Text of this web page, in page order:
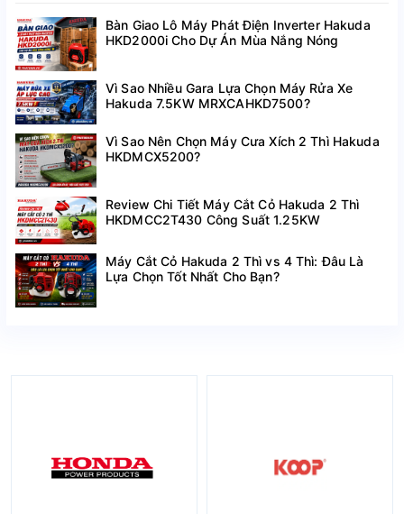
Bàn Giao Lô Máy Phát Điện Inverter Hakuda
HKD2000i Cho Dự Án Mùa Nắng Nóng
Vì Sao Nhiều Gara Lựa Chọn Máy Rửa Xe
Hakuda 7.5KW MRXCAHKD7500?
Vì Sao Nên Chọn Máy Cưa Xích 2 Thì Hakuda
HKDMCX5200?
Review Chi Tiết Máy Cắt Cỏ Hakuda 2 Thì
HKDMCC2T430 Công Suất 1.25KW
Máy Cắt Cỏ Hakuda 2 Thì vs 4 Thì: Đâu Là
Lựa Chọn Tốt Nhất Cho Bạn?